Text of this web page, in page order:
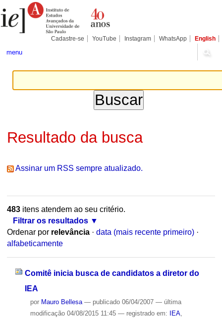
para
conteúdo.
Pessoais
Cadastre-se YouTube Instagram WhatsApp English
menu
Resultado da busca
Assinar um RSS sempre atualizado.
483itens atendem ao seu critério.
Filtrar os resultados
Ordenar por relevância · data (mais recente primeiro) ·
alfabeticamente
Comitê inicia busca de candidatos a diretor do
IEA
por Mauro Bellesa — publicado06/04/2007 — última
modificação04/08/2015 11:45 — registrado em: IEA,